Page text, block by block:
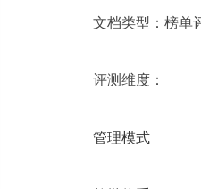
文档类型：榜单
评测维度：
管理模式